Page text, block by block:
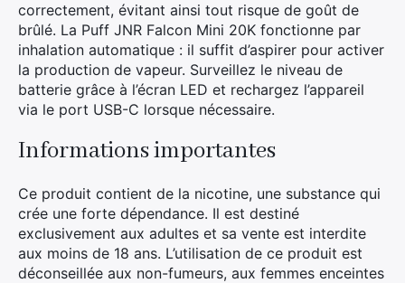
correctement, évitant ainsi tout risque de goût de
brûlé. La Puff JNR Falcon Mini 20K fonctionne par
inhalation automatique : il suffit d’aspirer pour activer
la production de vapeur. Surveillez le niveau de
batterie grâce à l’écran LED et rechargez l’appareil
via le port USB-C lorsque nécessaire.
Informations importantes
Ce produit contient de la nicotine, une substance qui
crée une forte dépendance. Il est destiné
exclusivement aux adultes et sa vente est interdite
aux moins de 18 ans. L’utilisation de ce produit est
déconseillée aux non-fumeurs, aux femmes enceintes